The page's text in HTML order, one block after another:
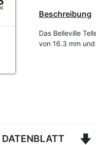
Beschreibung
Das Belleville
von 16.3 mm